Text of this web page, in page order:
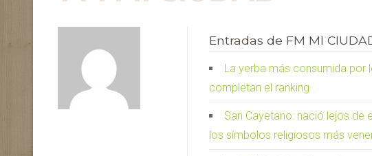
Entradas de FM MI
La yerba más consumida por
completan el ranking
San Cayetano: nació lejos de
los símbolos religiosos más